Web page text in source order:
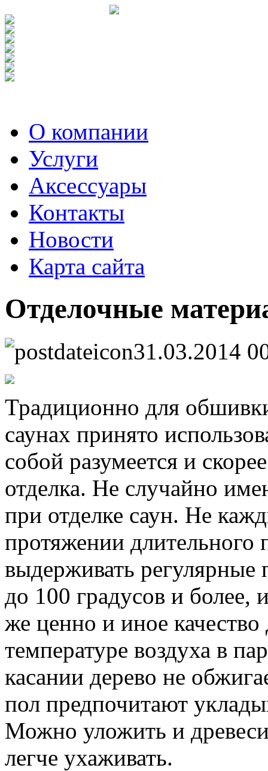
О компании
Услуги
Аксесcуары
Контакты
Новости
Карта сайта
Отделочные
31.03.2014
Традиционно для
саунах принято
собой разумеется и
отделка. Не случайно
при отделке саун. Не
протяжении длительного
выдерживать регулярные
до 100 градусов и
же ценно и иное
температуре воздуха в
касании дерево не
пол предпочитают
Можно уложить и
легче ухаживать.